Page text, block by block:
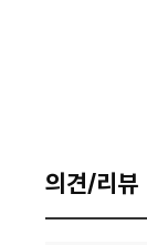
의견/리뷰